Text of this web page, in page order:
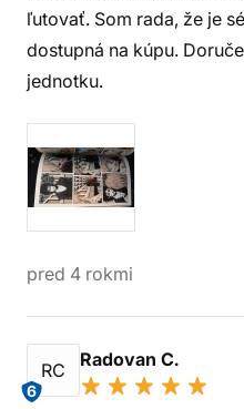
ľutovať. Som rada, že je
dostupná na kúpu.
jednotku.
pred 4 rokmi
RC
6
Radovan C.